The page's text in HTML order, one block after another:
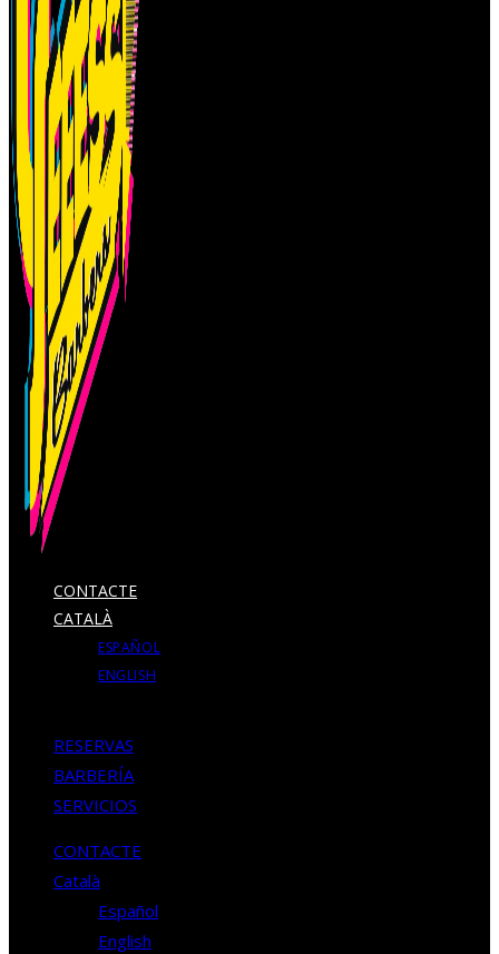
CONTACTE
CATALÀ
ESPAÑOL
ENGLISH
RESERVAS
BARBERÍA
SERVICIOS
CONTACTE
Català
Español
English